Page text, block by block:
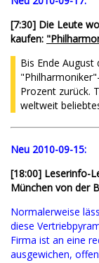
[7:30] Die Leute
kaufen:
Bis Ende August
Prozent zurück.
weltweit
Neu 2010-09-15:
[18:00] Leserinfo-
München von der
Normalerweise
diese
Firma ist an eine
ausgewichen,